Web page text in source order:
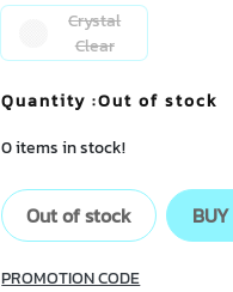
Crystal
Clear
Quantity:Out of stock
0 items in stock!
Out of stock
PROMOTION CODE